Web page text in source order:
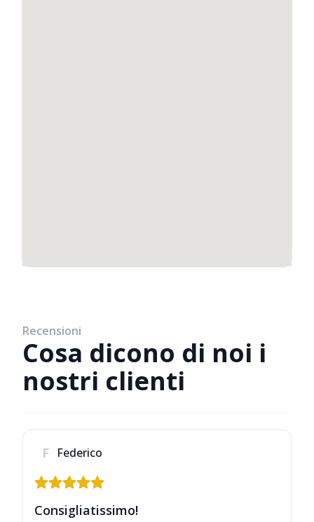
Recensioni
Cosa dicono di noi i
nostri clienti
F Federico
Consigliatissimo!